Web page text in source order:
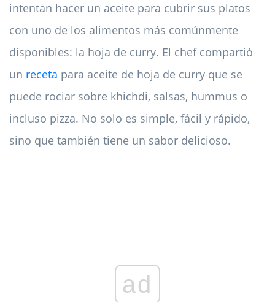
intentan hacer un aceite para cubrir sus platos
con uno de los alimentos más comúnmente
disponibles: la hoja de curry. El chef compartió
un receta para aceite de hoja de curry que se
puede rociar sobre khichdi, salsas, hummus o
incluso pizza. No solo es simple, fácil y rápido,
sino que también tiene un sabor delicioso.
ad